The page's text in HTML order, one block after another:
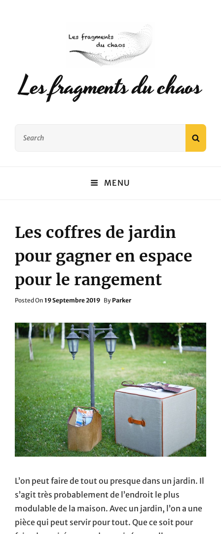
Les fragments du chaos
MENU
Les coffres de jardin
pour gagner en espace
pour le rangement
Posted On Posted
19 Septembre 2019 By Parker
L’on peut faire de tout ou presque dans un jardin. Il
s’agit très probablement de l’endroit le plus
modulable de la maison. Avec un jardin, l’on a une
pièce qui peut servir pour tout. Que ce soit pour